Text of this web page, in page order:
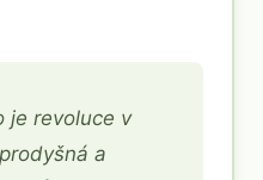
je revoluce v
a